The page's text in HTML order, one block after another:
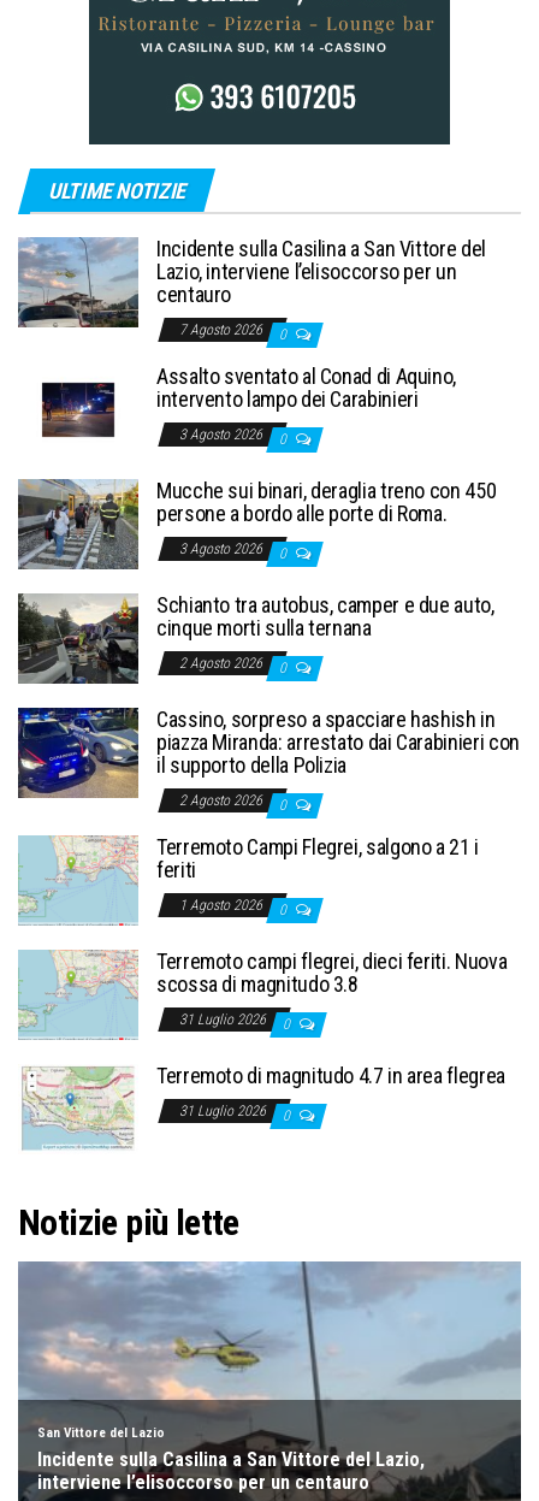
ULTIME NOTIZIE
Incidente sulla Casilina a San Vittore del
Lazio, interviene l’elisoccorso per un
centauro
7 Agosto 2026 0
Assalto sventato al Conad di Aquino,
intervento lampo dei Carabinieri
3 Agosto 2026 0
Mucche sui binari, deraglia treno con 450
persone a bordo alle porte di Roma.
3 Agosto 2026 0
Schianto tra autobus, camper e due auto,
cinque morti sulla ternana
2 Agosto 2026 0
Cassino, sorpreso a spacciare hashish in
piazza Miranda: arrestato dai Carabinieri con
il supporto della Polizia
2 Agosto 2026 0
Terremoto Campi Flegrei, salgono a 21 i
feriti
1 Agosto 2026 0
Terremoto campi flegrei, dieci feriti. Nuova
scossa di magnitudo 3.8
31 Luglio 2026 0
Terremoto di magnitudo 4.7 in area flegrea
31 Luglio 2026 0
Notizie più lette